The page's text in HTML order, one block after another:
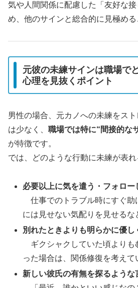
気や人間関係に配慮した「友好な
め、他のサインと総合的に見極める
元彼の未練サインは職場で
心理を見抜くポイント
男性の場合、元カノへの未練をス
は少なく、 職場では特に“間接的な
が特徴です。
では、どのような行動に未練が表れ
必要以上に気を遣う・フォロー
仕事でのトラブル時にすぐ助
には見せない気配りを見せるな
別れたときよりも明らかに優し
ギクシャクしていた頃よりも
った場合は、関係修復を考えて
新しい彼氏の有無を探るような